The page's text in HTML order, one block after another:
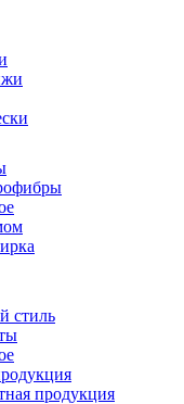
стиль
продукция